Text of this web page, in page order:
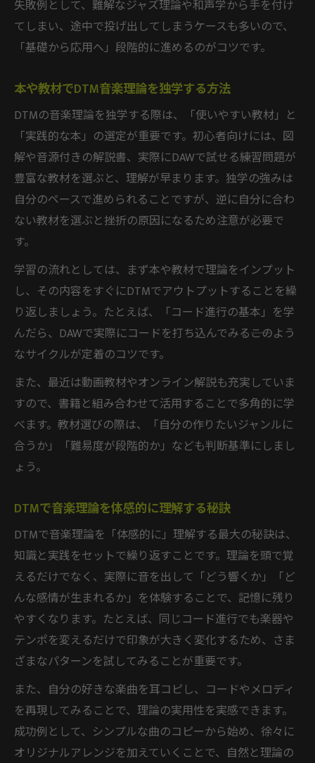
失敗例として、難解なジャズ理論や和声学から手を付け
てしまい、途中で投げ出してしまうケースも多いので、
「基礎から応用へ」段階的に進めるのがコツです。
本や教材でDTM音楽理論を独学する方法
DTMの音楽理論を独学する際は、「使いやすい教材」と
「実践的な本」の選定が重要です。初心者向けには、図
解や音源付きの解説書、実際にDAWで試せる練習問題が
豊富な教材を選ぶと、理解が早まります。独学の強みは
自分のペースで進められることですが、逆に自分に合わ
ない教材を選ぶと挫折の原因になるため注意が必要で
す。
学習の流れとしては、まず本や教材で理論をインプット
し、その内容をすぐにDTMでアウトプットすることを繰
り返しましょう。たとえば、「コード進行の基本」を学
んだら、DAWで実際にコードを打ち込んでみる――このよう
なサイクルが定着のコツです。
また、最近は動画教材やオンライン解説も充実していま
すので、書籍と組み合わせて活用することで多角的に学
べます。教材選びの際は、「自分の作りたいジャンルに
合うか」「難易度が段階的か」なども判断基準にしまし
ょう。
DTMで音楽理論を体感的に理解する秘訣
DTMで音楽理論を「体感的に」理解する最大の秘訣は、
知識と実践をセットで繰り返すことです。理論を頭で覚
えるだけでなく、実際に音を出して「どう響くか」「ど
んな感情が生まれるか」を体験することで、記憶に残り
やすくなります。たとえば、同じコード進行でも楽器や
テンポを変えるだけで印象が大きく変化するため、さま
ざまなパターンを試してみることが重要です。
また、自分の好きな楽曲を耳コピし、コードやメロディ
を再現してみることで、理論の実用性を実感できます。
成功例として、シンプルな曲のコピーから始め、徐々に
オリジナルアレンジを加えていくことで、自然と理論の